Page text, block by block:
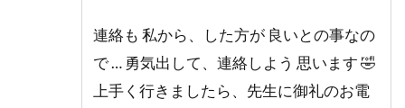
連絡も 私から、した方が 良いとの事なの
で … 勇気出して、連絡しよう 思います 🤣
上手く行きましたら、先生に御礼のお電